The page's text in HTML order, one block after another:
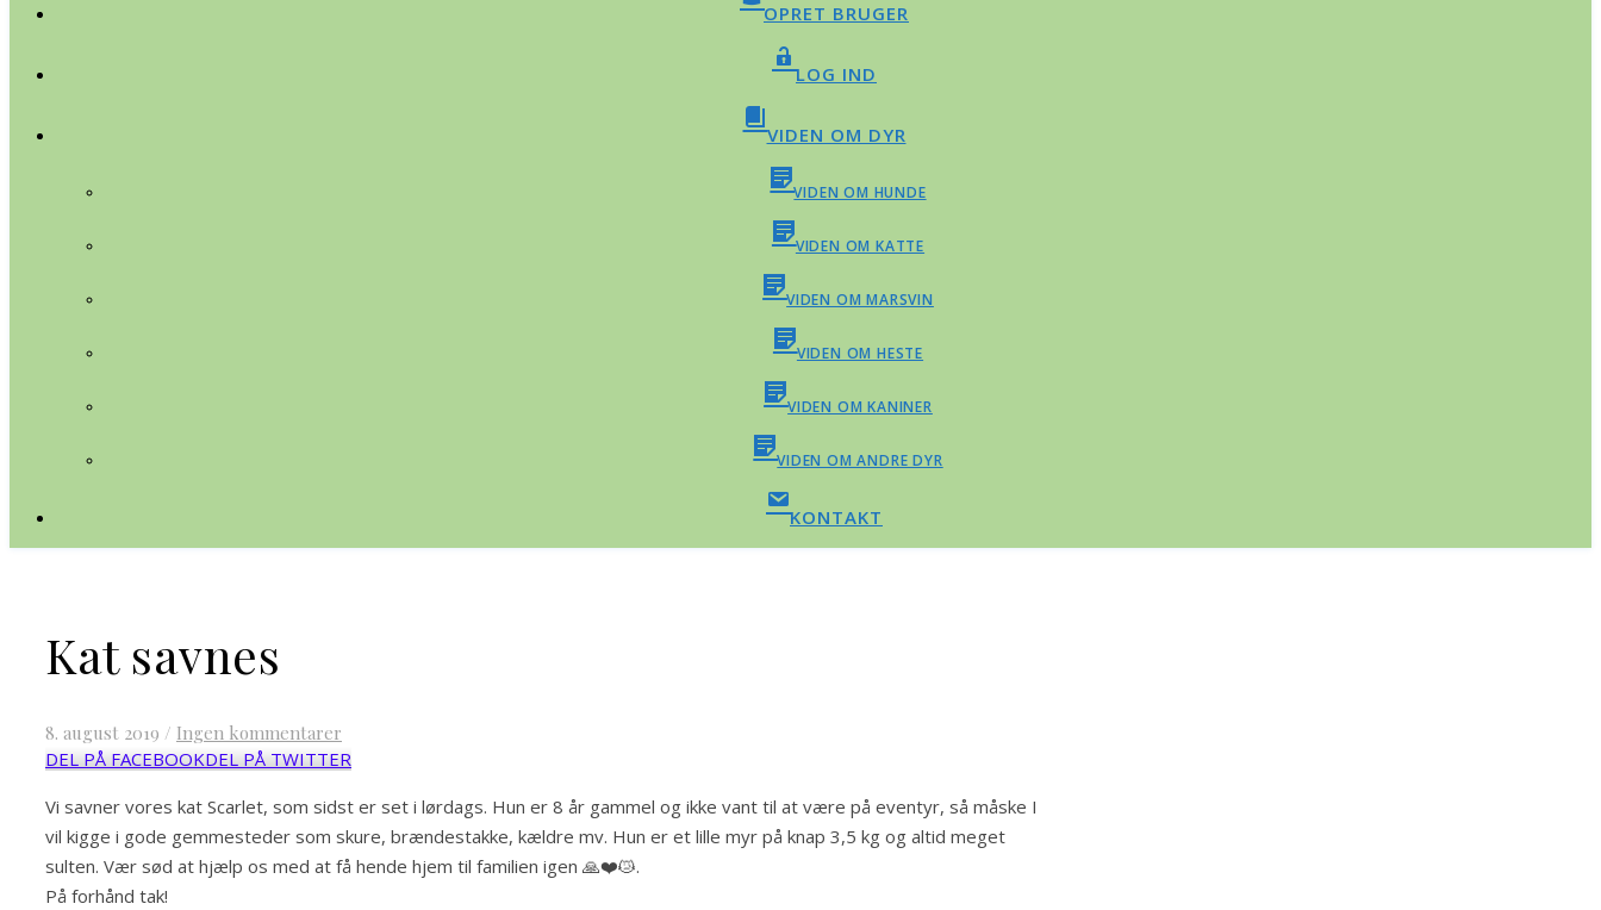
OPRET BRUGER
LOG IND
VIDEN OM DYR
VIDEN OM HUNDE
VIDEN OM KATTE
VIDEN OM MARSVIN
VIDEN OM HESTE
VIDEN OM KANINER
VIDEN OM ANDRE DYR
KONTAKT
Kat savnes
8. august 2019 / Ingen kommentarer
DEL PÅ FACEBOOKDEL PÅ TWITTER
Vi savner vores kat Scarlet, som sidst er set i lørdags. Hun er 8 år gammel og ikke vant til at være på eventyr, så måske I
vil kigge i gode gemmesteder som skure, brændestakke, kældre mv. Hun er et lille myr på knap 3,5 kg og altid meget
sulten. Vær sød at hjælp os med at få hende hjem til familien igen 🙏❤️😿.
På forhånd tak!